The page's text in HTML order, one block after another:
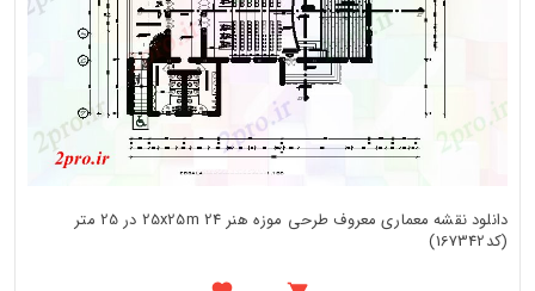
دانلود نقشه معماری معروف طرحی موزه هنر 25x25m 24 در 25 متر
(کد167342)